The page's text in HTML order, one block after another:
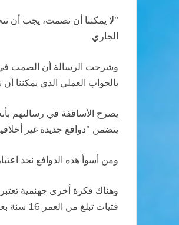
الجاري.
وشرحت الرسالة أن الصمت في
بالجواب العملي الذي يمكننا
يصرح الأساقفة في رسالتهم
يتضمن "دوافع جديدة غير
ومن أسوأ هذه الدوافع نجد
وهناك فكرة أخرى جهنمية
فتيات تبلغ من العمر 16 سنة بعمليات إجهاض دون الأخذ بآراء الأهل.